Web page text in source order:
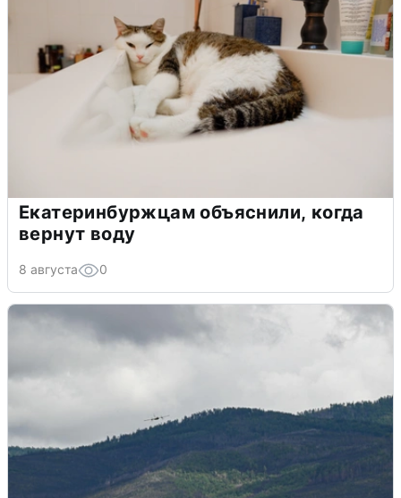
Екатеринбуржцам объяснили, когда
вернут воду
8 августа 0